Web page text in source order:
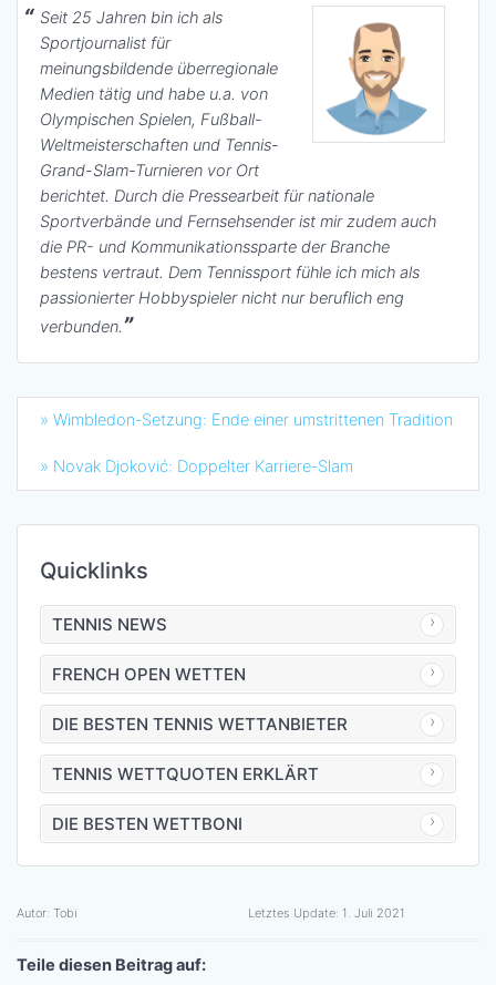
Seit 25 Jahren bin ich als
Sportjournalist für
meinungsbildende überregionale
Medien tätig und habe u.a. von
Olympischen Spielen, Fußball-
Weltmeisterschaften und Tennis-
Grand-Slam-Turnieren vor Ort
berichtet. Durch die Pressearbeit für nationale
Sportverbände und Fernsehsender ist mir zudem auch
die PR- und Kommunikationssparte der Branche
bestens vertraut. Dem Tennissport fühle ich mich als
passionierter Hobbyspieler nicht nur beruflich eng
verbunden.
» Wimbledon-Setzung: Ende einer umstrittenen Tradition
» Novak Djoković: Doppelter Karriere-Slam
Quicklinks
TENNIS NEWS
FRENCH OPEN WETTEN
DIE BESTEN TENNIS WETTANBIETER
TENNIS WETTQUOTEN ERKLÄRT
DIE BESTEN WETTBONI
Autor: Tobi Letztes Update: 1. Juli 2021
Teile diesen Beitrag auf: